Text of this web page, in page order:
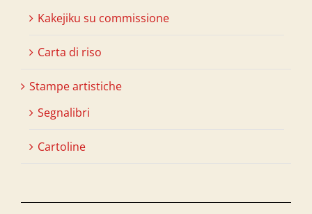
Kakejiku su commissione
Carta di riso
Stampe artistiche
Segnalibri
Cartoline